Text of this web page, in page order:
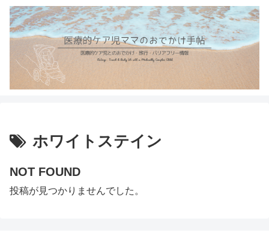
ホワイトステイン
NOT FOUND
投稿が見つかりませんでした。